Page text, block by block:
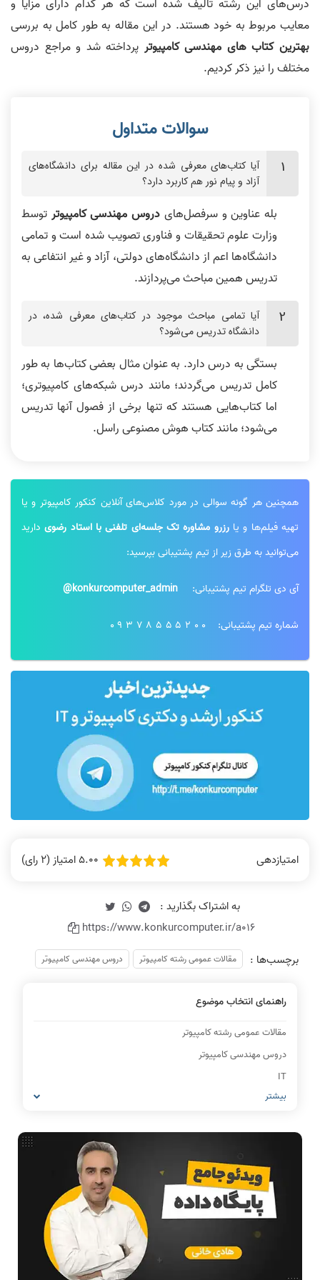
درس‌های این رشته تالیف شده است که هر کدام دارای مزایا و
معایب مربوط به خود هستند. در این مقاله به طور کامل به بررسی
بهترین کتاب های مهندسی کامپیوتر پرداخته شد و مراجع دروس
مختلف را نیز ذکر کردیم.
آیا کتاب‌های معرفی شده در این مقاله برای دانشگاه‌های
آزاد و پیام نور هم کاربرد دارد؟
بله عناوین و سرفصل‌های دروس مهندسی کامپیوتر توسط
وزارت علوم تحقیقات و فناوری تصویب شده است و تمامی
دانشگاه‌ها اعم از دانشگاه‌های دولتی، آزاد و غیر انتفاعی به
تدریس همین مباحث می‌پردازند.
آیا تمامی مباحث موجود در کتاب‌های معرفی شده، در
دانشگاه تدریس می‌‎شود؟
بستگی به درس دارد. به عنوان مثال بعضی کتاب‌ها به طور
کامل تدریس می‌گردند؛ مانند درس شبکه‌های کامپیوتری؛
اما کتاب‌هایی هستند که تنها برخی از فصول ‌آنها تدریس
می‌شود؛ مانند کتاب هوش مصنوعی راسل.
همچنین هر گونه سوالی در مورد کلاس‌های آنلاین کنکور کامپیوتر و یا
تهیه فیلم‌ها و یارزرو مشاوره تک جلسه‌ای تلفنی با استاد رضویدارید
می‌توانید به طرق زیر از تیم پشتیبانی بپرسید:
آی دی تلگرام تیم پشتیبانی: konkurcomputer_admin@
شماره تیم پشتیبانی: 09378555200
امتیازدهی 5.00 امتیاز (2 رای)
https://www.konkurcomputer.ir/a016
برچسب‌ها :
مقالات عمومی رشته کامپیوتر دروس مهندسی کامپیوتر
راهنمای انتخاب موضوع
مقالات عمومی رشته کامپیوتر
دروس مهندسی کامپیوتر
IT
شبکه های کامپیوتری
ریاضیات گسسته
مدار منطقی
ساختمان داده
طراحی الگوریتم
هوش مصنوعی
بیشتر